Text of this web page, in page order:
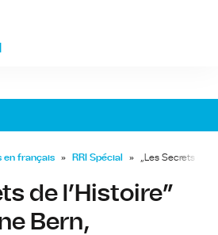
en français » RRI Spécial » „Les Secrets de
de l’Histoire”
Bern,